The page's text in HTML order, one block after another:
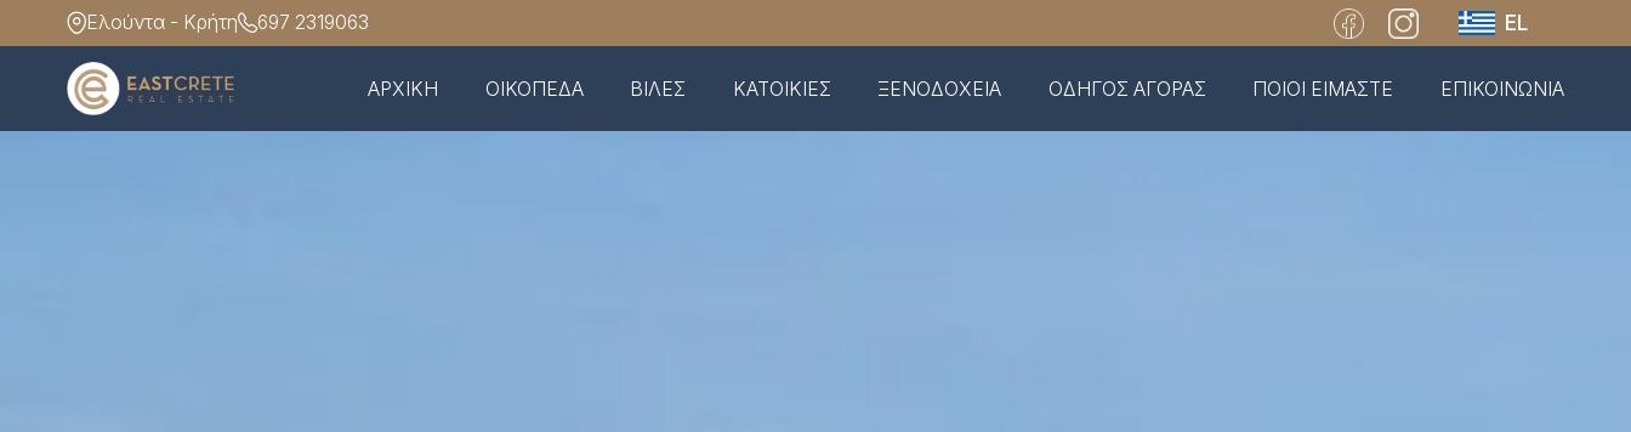
Ελούντα - Κρήτη 697 2319063 EL
ΑΡΧΙΚΗ ΟΙΚΟΠΕΔΑ ΒΙΛΕΣ ΚΑΤΟΙΚΙΕΣ ΞΕΝΟΔΟΧΕΙΑ ΟΔΗΓΟΣ ΑΓΟΡΑΣ ΠΟΙΟΙ ΕΙΜΑΣΤΕ ΕΠΙΚΟΙΝΩΝΙΑ